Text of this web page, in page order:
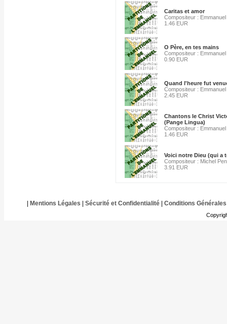
Caritas et amor
Compositeur :
1.46 EUR
O Père, en tes mains
Compositeur :
0.90 EUR
Quand l'heure fut
Compositeur :
2.45 EUR
Chantons le Christ
(Pange Lingua)
Compositeur :
1.46 EUR
Voici notre Dieu (qui a
Compositeur : Michel
3.91 EUR
Mentions Légales Sécurité et Confidentialité| Conditions Générales